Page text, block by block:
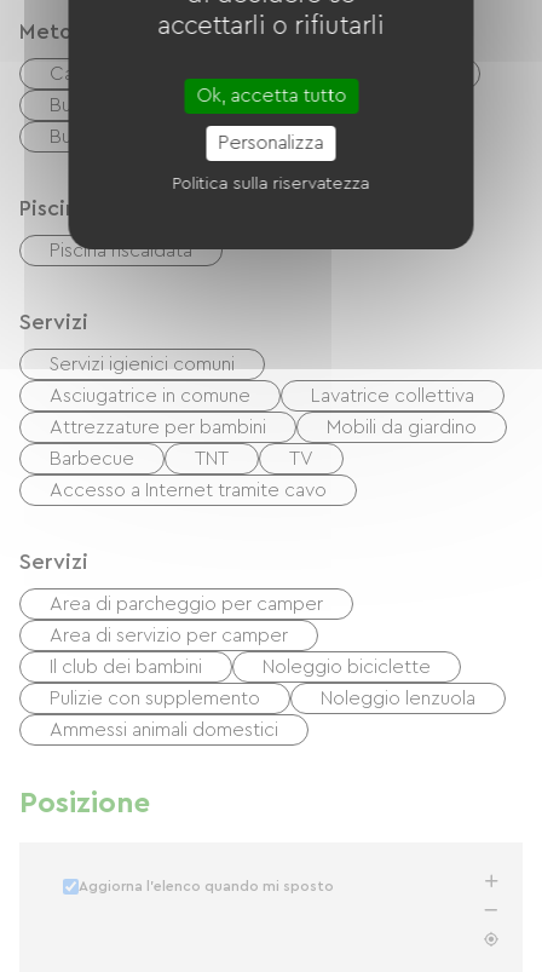
Metodi di pagamento
Carta di credito
Buoni vacanza (ANCV)
Trasferimento
Buon CAF
Piscina
Piscina riscaldata
Servizi
Servizi igienici comuni
Asciugatrice in comune
Lavatrice collettiva
Attrezzature per bambini
Mobili da giardino
Barbecue
TNT
TV
Accesso a Internet tramite cavo
Servizi
Area di parcheggio per camper
Area di servizio per camper
Il club dei bambini
Noleggio biciclette
Pulizie con supplemento
Noleggio lenzuola
Ammessi animali domestici
Posizione
Aggiorna l'elenco quando mi sposto
accettarli o rifiutarli
Ok, accetta tutto
Personalizza
Politica sulla riservatezza